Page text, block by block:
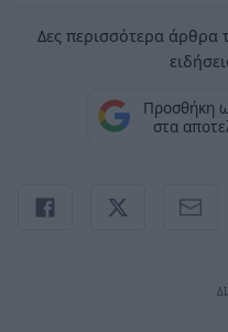
Δες περισσότερα άρθρα
Προσθήκη
στα